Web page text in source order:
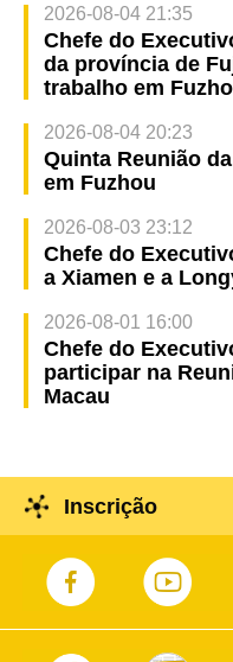
2026-08-04 21:35
Chefe do
da província de
trabalho em
2026-08-04 20:23
Quinta Reunião
em Fuzhou
2026-08-03 23:12
Chefe do
a Xiamen e a
2026-08-01 16:00
Chefe do
participar na
Macau
Inscrição